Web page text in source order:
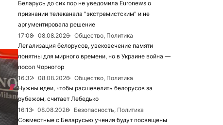
Беларусь до сих пор не уведомила Euronews о
признании телеканала "экстремистским" и не
аргументировала решение
17:08
08.08.2026
Общество, Политика
Легализация белорусов, увековечение памяти
понятны для мирного времени, но в Украине война —
посол Чорногор
16:32
08.08.2026
Общество, Политика
Нужны идеи, чтобы расшевелить белорусов за
рубежом, считает Лебедько
16:13
08.08.2026
Безопасность, Политика
Совместные с Беларусью учения будут посвящены